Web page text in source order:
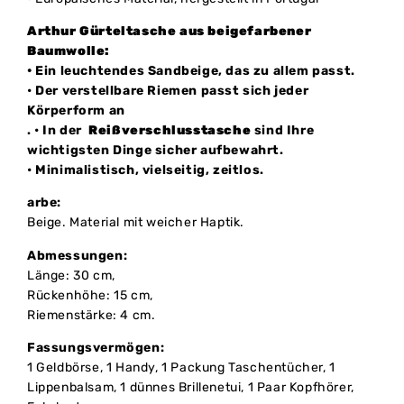
Arthur Gürteltasche aus beigefarbener
Baumwolle:
• Ein leuchtendes Sandbeige, das zu allem passt.
• Der verstellbare Riemen passt sich jeder
Körperform an
. • In der Reißverschlusstasche sind Ihre
wichtigsten Dinge sicher aufbewahrt.
• Minimalistisch, vielseitig, zeitlos.
arbe:
Beige. Material mit weicher Haptik.
Abmessungen:
Länge: 30 cm,
Rückenhöhe: 15 cm,
Riemenstärke: 4 cm.
Fassungsvermögen:
1 Geldbörse, 1 Handy, 1 Packung Taschentücher, 1
Lippenbalsam, 1 dünnes Brillenetui, 1 Paar Kopfhörer,